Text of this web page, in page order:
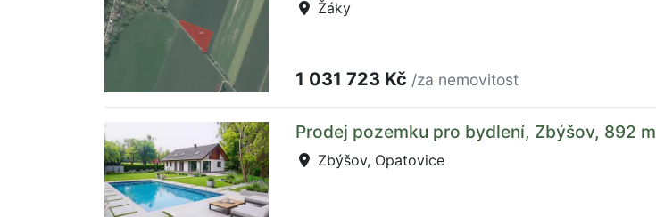
Žáky
1 031 723 Kč /za nemovitost
Prodej pozemku pro bydlení, Zbýšov, 892 m
Zbýšov, Opatovice